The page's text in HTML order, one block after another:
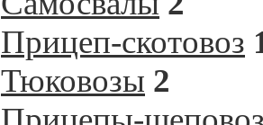
Прицеп-скотовоз
Тюковозы 2